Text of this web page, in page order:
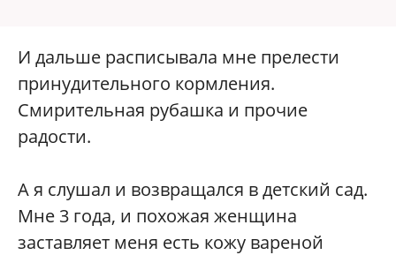
И дальше расписывала мне прелести
принудительного кормления.
Смирительная рубашка и прочие
радости.
А я слушал и возвращался в детский сад.
Мне 3 года, и похожая женщина
заставляет меня есть кожу вареной